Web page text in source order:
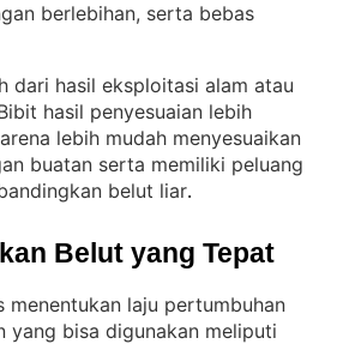
berlebihan, serta bebas
dari hasil eksploitasi alam atau
hasil penyesuaian lebih
lebih mudah menyesuaikan
buatan serta memiliki peluang
belut liar.
Belut yang Tepat
menentukan laju pertumbuhan
yang bisa digunakan meliputi